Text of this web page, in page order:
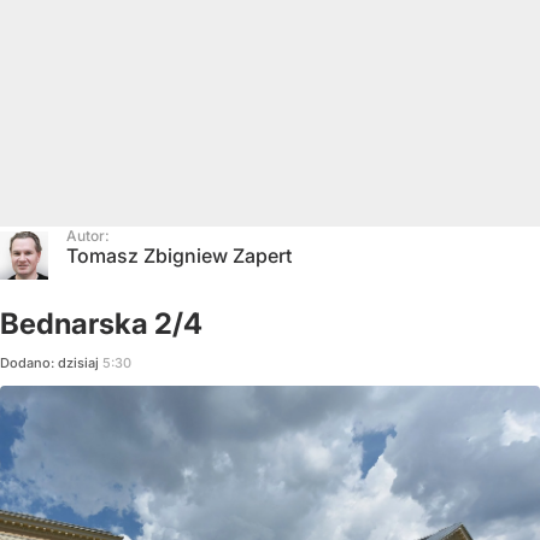
Autor:
Tomasz Zbigniew Zapert
Bednarska 2/4
Dodano: dzisiaj 5:30